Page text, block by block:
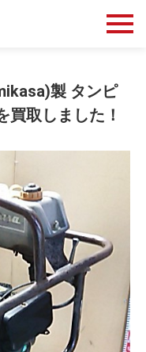
製 タンピ
買取しました！